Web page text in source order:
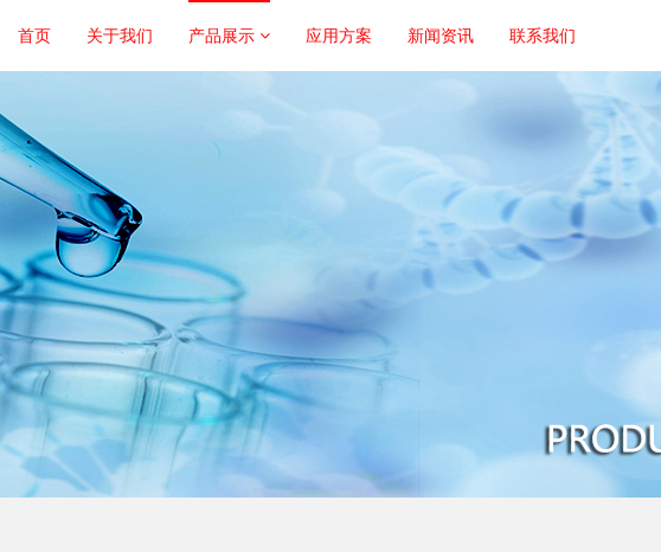
首页 关于我们 产品展示 应用方案 新闻资讯 联系我们